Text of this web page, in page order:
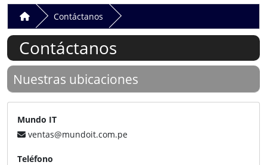
Contáctanos
Contáctanos
Nuestras ubicaciones
Mundo IT
ventas@mundoit.com.pe
Teléfono